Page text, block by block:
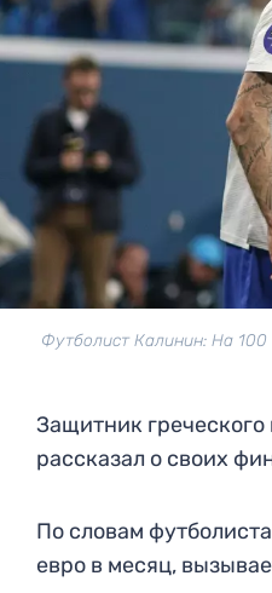
Футболист Калинин: На
Защитник
рассказал о своих
По словам
евро в месяц,